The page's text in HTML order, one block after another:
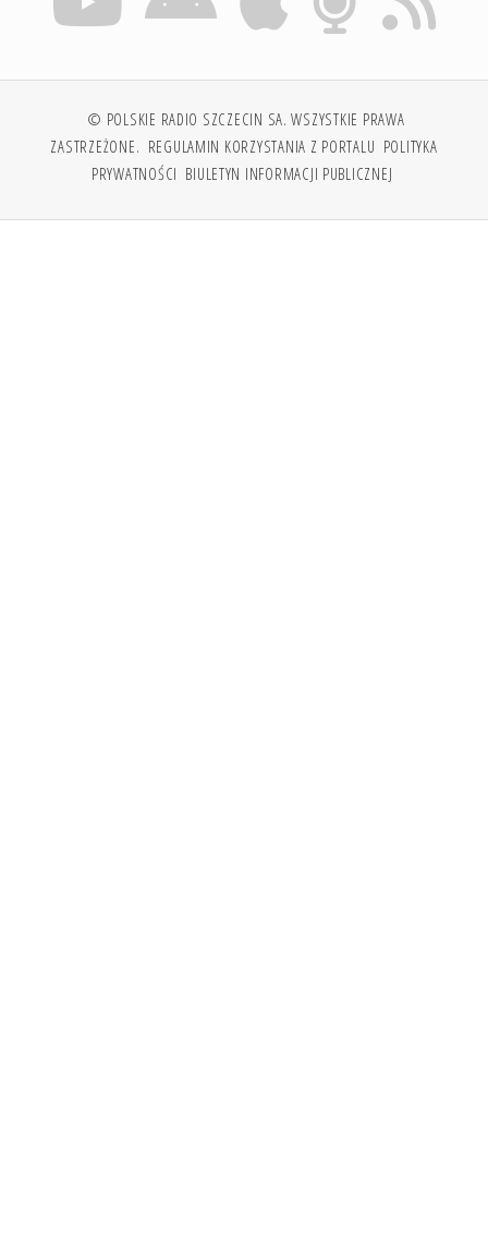
© POLSKIE RADIO SZCZECIN SA. WSZYSTKIE PRAWA
ZASTRZEŻONE. REGULAMIN KORZYSTANIA Z PORTALU POLITYKA
PRYWATNOŚCI BIULETYN INFORMACJI PUBLICZNEJ